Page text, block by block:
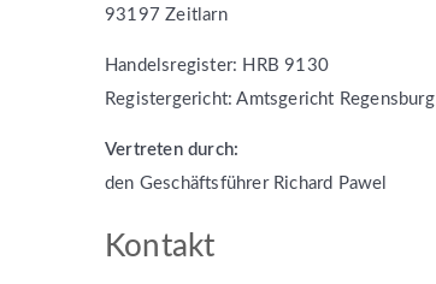
93197 Zeitlarn
Handelsregister: HRB 9130
Registergericht: Amtsgericht Regensburg
Vertreten durch:
den Geschäftsführer Richard Pawel
Kontakt